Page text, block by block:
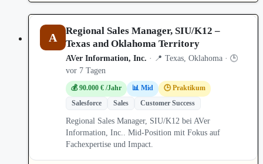
A
Regional Sales Manager, SIU/K12 –
Texas and Oklahoma Territory
AVer Information, Inc. · 📍 Texas, Oklahoma · 🕒
vor 7 Tagen
💰 90.000 € /Jahr 📊 Mid
🕒 Praktikum
Salesforce
Sales Customer Success
Regional Sales Manager, SIU/K12 bei AVer
Information, Inc.. Mid-Position mit Fokus auf
Fachexpertise und Impact.